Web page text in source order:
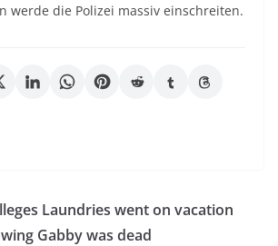
werde die Polizei massiv einschreiten.
Laundries went on vacation
Gabby was dead